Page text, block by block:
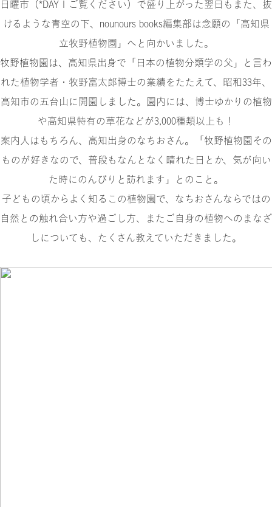
日曜市（*DAY１ご覧ください ）で盛り上がった翌日もまた、抜
けるような青空の下、nounours books編集部は念願の「高知県
立牧野植物園」へと向かいました。
牧野植物園は、高知県出身で「日本の植物分類学の父」と言わ
れた植物学者・牧野富太郎博士の業績をたたえて、昭和33年、
高知市の五台山に開園しました。園内には、博士ゆかりの植物
や高知県特有の草花などが3,000種類以上も！
案内人はもちろん、高知出身のなちおさん。「牧野植物園その
ものが好きなので、普段もなんとなく晴れた日とか、気が向い
た時にのんびりと訪れます」とのこと。
子どもの頃からよく知るこの植物園で、なちおさんならではの
自然との触れ合い方や過ごし方、またご自身の植物へのまなざ
しについても、たくさん教えていただきました。